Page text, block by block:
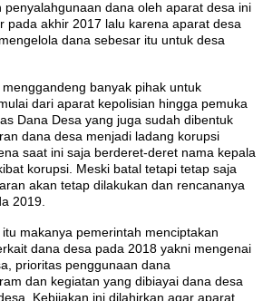
penyalahgunaan dana oleh aparat desa ini
pada akhir 2017 lalu karena aparat desa
dana sebesar itu untuk desa
banyak pihak untuk
dari aparat kepolisian hingga pemuka
Dana Desa yang juga sudah dibentuk
dana desa menjadi ladang korupsi
saat ini saja berderet-deret nama kepala
korupsi. Meski batal tetapi tetap saja
akan tetap dilakukan dan rencananya
2019.
makanya pemerintah menciptakan
dana desa pada 2018 yakni mengenai
prioritas penggunaan dana
dan kegiatan yang dibiayai dana desa
Kebijakan ini dilahirkan agar aparat